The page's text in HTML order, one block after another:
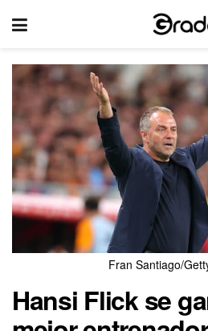
Fran Santiago/
Hansi Flick se